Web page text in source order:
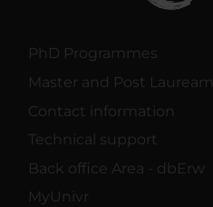
PhD Programmes
Master and Post Lauream
Contact information
Technical support
Back office Area - dbErw
MyUnivr